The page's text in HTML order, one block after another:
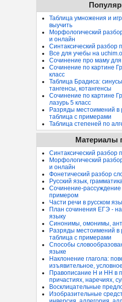
Таблица умножения и
выучить
Морфологический
и онлайн
Синтаксический разбор
Все для учебы на
Сочинение про маму для
Сочинение по картине
класс
Таблица Брадиса:
тангенсы, котангенсы
Сочинение по картине
лазурь 5 класс
Разряды местоимений в
таблица с примерами
Таблица степеней по
Материалы
Синтаксический разбор
Морфологический
и онлайн
Фонетический разбор
Русский язык,
Сочинение-
примером
Части речи в русском
План сочинения ЕГЭ -
языку
Синонимы, омонимы,
Разряды местоимений в
таблица с примерами
Способы
языке
Наклонение глагола:
изъявительное, условное
Правописание Н и НН в
причастиях, наречиях,
Восклицательные
Изобразительные